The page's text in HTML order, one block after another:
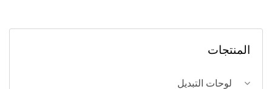
المنتجات
لوحات التبديل